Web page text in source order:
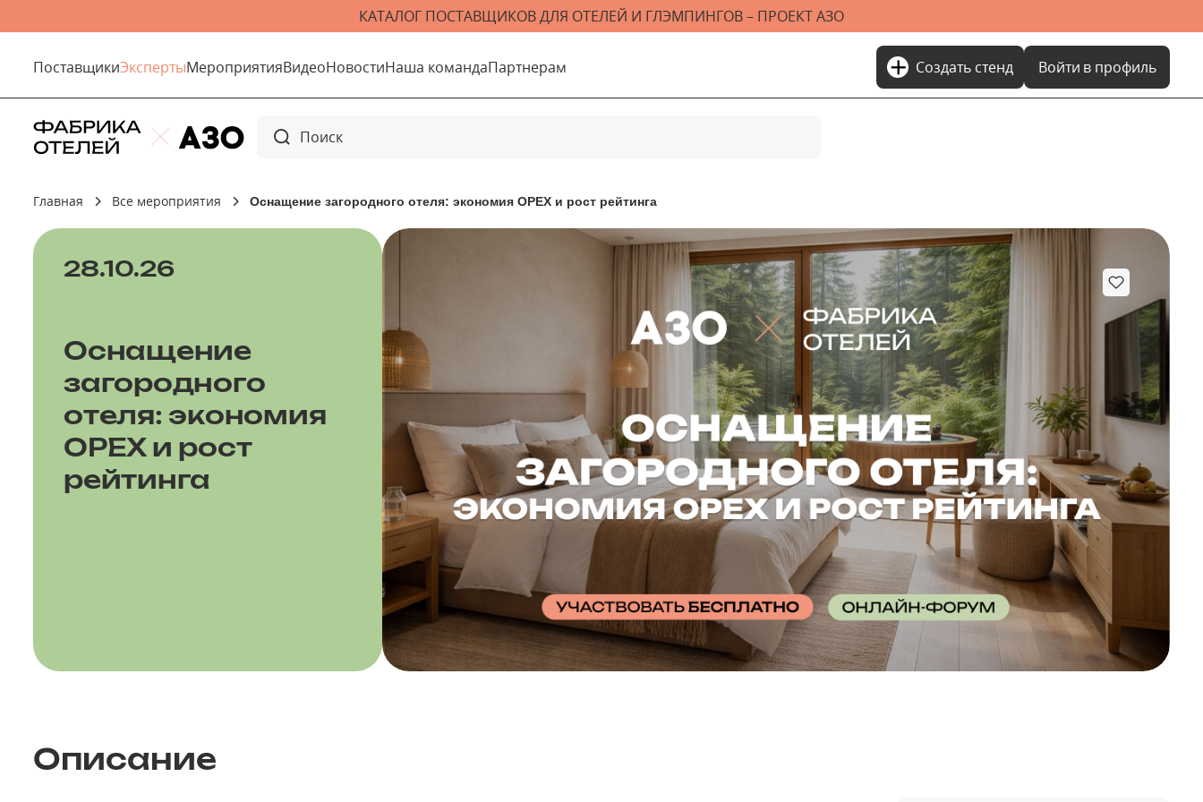
КАТАЛОГ ПОСТАВЩИКОВ ДЛЯ ОТЕЛЕЙ И ГЛЭМПИНГОВ – ПРОЕКТ АЗО
ПоставщикиЭкспертыМероприятияВидеоНовостиНаша командаПартнерам add Создать стенд Войти в профиль
Главная Все мероприятия Оснащение загородного отеля: экономия OPEX и рост рейтинга
28.10.26
Оснащение
загородного
отеля: экономия
OPEX и рост
рейтинга
Описание